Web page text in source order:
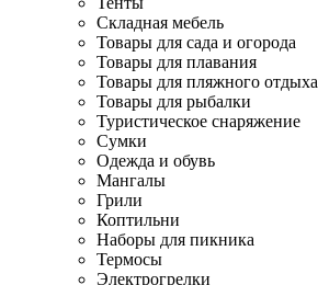
Складная мебель
Товары для сада и огорода
Товары для плавания
Товары для пляжного отдыха
Товары для рыбалки
Туристическое снаряжение
Сумки
Одежда и обувь
Мангалы
Грили
Коптильни
Наборы для пикника
Термосы
Электрогрелки